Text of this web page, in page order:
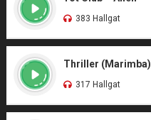
383 Hallgat
Thriller (Marimba)
317 Hallgat